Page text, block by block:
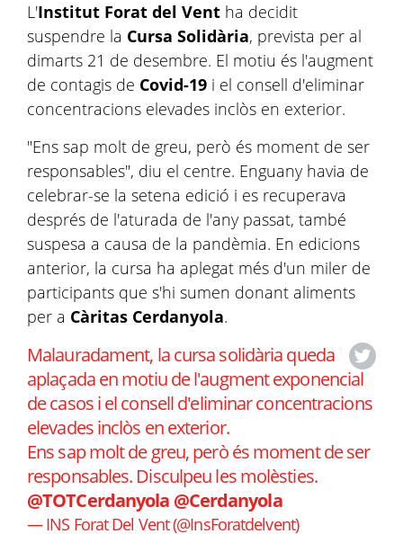
L'Institut Forat del Vent ha decidit
suspendre la Cursa Solidària, prevista per al
dimarts 21 de desembre. El motiu és l'augment
de contagis de Covid-19 i el consell d'eliminar
concentracions elevades inclòs en exterior.
"Ens sap molt de greu, però és moment de ser
responsables", diu el centre. Enguany havia de
celebrar-se la setena edició i es recuperava
després de l'aturada de l'any passat, també
suspesa a causa de la pandèmia. En edicions
anterior, la cursa ha aplegat més d'un miler de
participants que s'hi sumen donant aliments
per a Càritas Cerdanyola.
Malauradament, la cursa solidària queda
aplaçada en motiu de l'augment exponencial
de casos i el consell d'eliminar concentracions
elevades inclòs en exterior.
Ens sap molt de greu, però és moment de ser
responsables. Disculpeu les molèsties.
@TOTCerdanyola @Cerdanyola
— INS Forat Del Vent (@InsForatdelvent)